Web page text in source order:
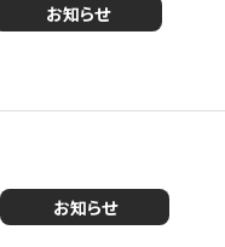
お知らせ
お知らせ